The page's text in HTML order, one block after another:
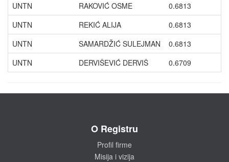
UNTN
RAKOVIĆ OSME
0.6813
UNTN
REKIĆ ALIJA
0.6813
UNTN
SAMARDŽIĆ SULEJMAN
0.6813
UNTN
DERVIŠEVIĆ DERVIŠ 0.6709
O Registru
Profil firme
Misija i vizija